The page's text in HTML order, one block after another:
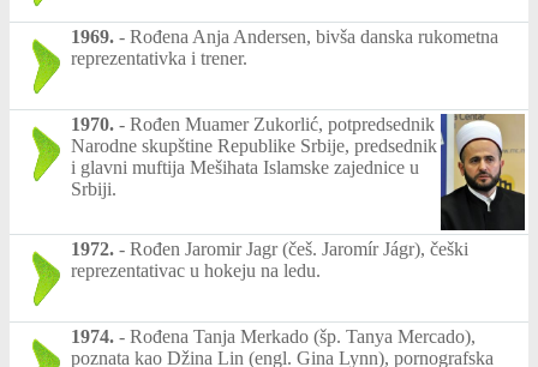
1969. - Rođena Anja Andersen, bivša danska rukometna
reprezentativka i trener.
1970. - Rođen Muamer Zukorlić, potpredsednik
Narodne skupštine Republike Srbije, predsednik
i glavni muftija Mešihata Islamske zajednice u
Srbiji.
1972. - Rođen Jaromir Jagr (češ. Jaromír Jágr), češki
reprezentativac u hokeju na ledu.
1974. - Rođena Tanja Merkado (šp. Tanya Mercado),
poznata kao Džina Lin (engl. Gina Lynn), pornografska